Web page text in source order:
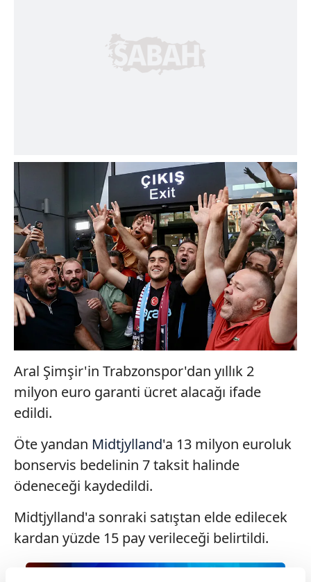
Aral Şimşir'in Trabzonspor'dan yıllık 2
milyon euro garanti ücret alacağı ifade
edildi.
Öte yandan Midtjylland'a 13 milyon euroluk
bonservis bedelinin 7 taksit halinde
ödeneceği kaydedildi.
Midtjylland'a sonraki satıştan elde edilecek
kardan yüzde 15 pay verileceği belirtildi.